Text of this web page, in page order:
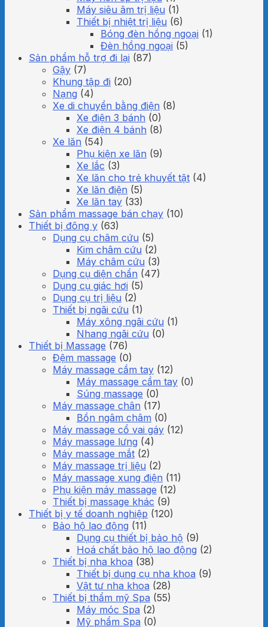
Máy siêu âm trị liệu (1)
Thiết bị nhiệt trị liệu (6)
Bóng đèn hồng ngoại (1)
Đèn hồng ngoại (5)
Sản phẩm hỗ trợ đi lại (87)
Gậy (7)
Khung tập đi (20)
Nạng (4)
Xe di chuyển bằng điện (8)
Xe điện 3 bánh (0)
Xe điện 4 bánh (8)
Xe lăn (54)
Phụ kiện xe lăn (9)
Xe lắc (3)
Xe lăn cho trẻ khuyết tật (4)
Xe lăn điện (5)
Xe lăn tay (33)
Sản phẩm massage bán chạy (10)
Thiết bị đông y (63)
Dụng cụ châm cứu (5)
Kim châm cứu (2)
Máy châm cứu (3)
Dụng cụ diện chẩn (47)
Dụng cụ giác hơi (5)
Dụng cụ trị liệu (2)
Thiết bị ngãi cứu (1)
Máy xông ngãi cứu (1)
Nhang ngãi cứu (0)
Thiết bị Massage (76)
Đệm massage (0)
Máy massage cầm tay (12)
Máy massage cầm tay (0)
Súng massage (0)
Máy massage chân (17)
Bồn ngâm châm (0)
Máy massage cổ vai gáy (12)
Máy massage lưng (4)
Máy massage mắt (2)
Máy massage trị liệu (2)
Máy massage xung điện (11)
Phụ kiện máy massage (12)
Thiết bị massage khác (9)
Thiết bị y tế doanh nghiệp (120)
Bảo hộ lao động (11)
Dụng cụ thiết bị bảo hộ (9)
Hoá chất bảo hộ lao động (2)
Thiết bị nha khoa (38)
Thiết bị dụng cụ nha khoa (9)
Vật tư nha khoa (28)
Thiết bị thẩm mỹ Spa (55)
Máy móc Spa (2)
Mỹ phẩm Spa (0)